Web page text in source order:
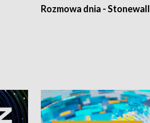
Rozmowa dnia - Stonewall